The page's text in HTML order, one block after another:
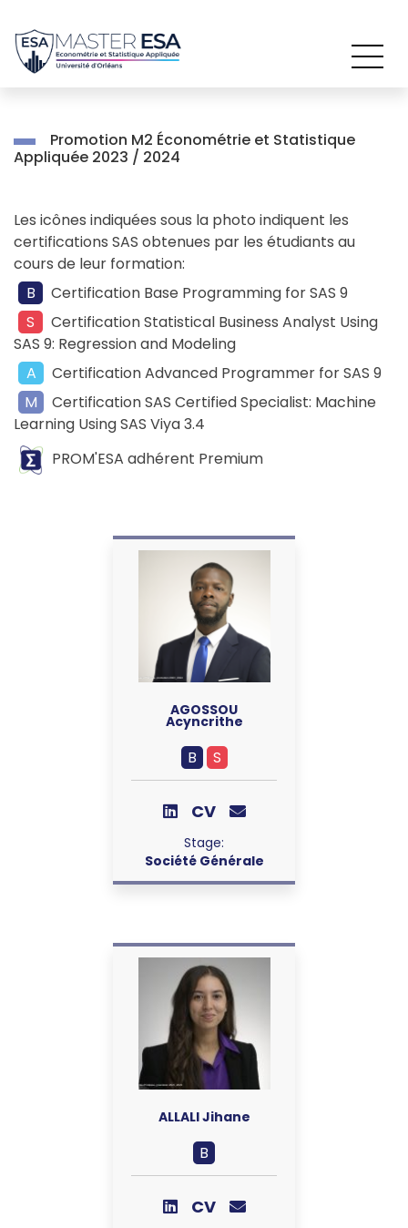
au
contenu
Promotion M2 Économétrie et Statistique
Appliquée 2023 / 2024
Les icônes indiquées sous la photo indiquent les
certifications SAS obtenues par les étudiants au
cours de leur formation:
B
Certification Base Programming for SAS 9
S
Certification Statistical Business Analyst Using
SAS 9: Regression and Modeling
A
Certification Advanced Programmer for SAS 9
M
Certification SAS Certified Specialist: Machine
Learning Using SAS Viya 3.4
PROM'ESA adhérent Premium
AGOSSOU
Acyncrithe
B S
CV
Stage:
Société Générale
ALLALI Jihane
B
CV